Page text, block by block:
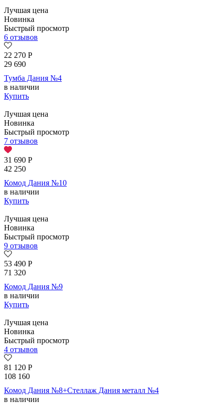
Лучшая цена
Новинка
Быстрый просмотр
6 отзывов
22 270 Р
29 690
Тумба Дания №4
в наличии
Купить
Лучшая цена
Новинка
Быстрый просмотр
7 отзывов
31 690 Р
42 250
Комод Дания №10
в наличии
Купить
Лучшая цена
Новинка
Быстрый просмотр
9 отзывов
53 490 Р
71 320
Комод Дания №9
в наличии
Купить
Лучшая цена
Новинка
Быстрый просмотр
4 отзывов
81 120 Р
108 160
Комод Дания №8+Стеллаж Дания металл №4
в наличии